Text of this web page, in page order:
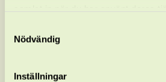
Nödvändig
Inställningar